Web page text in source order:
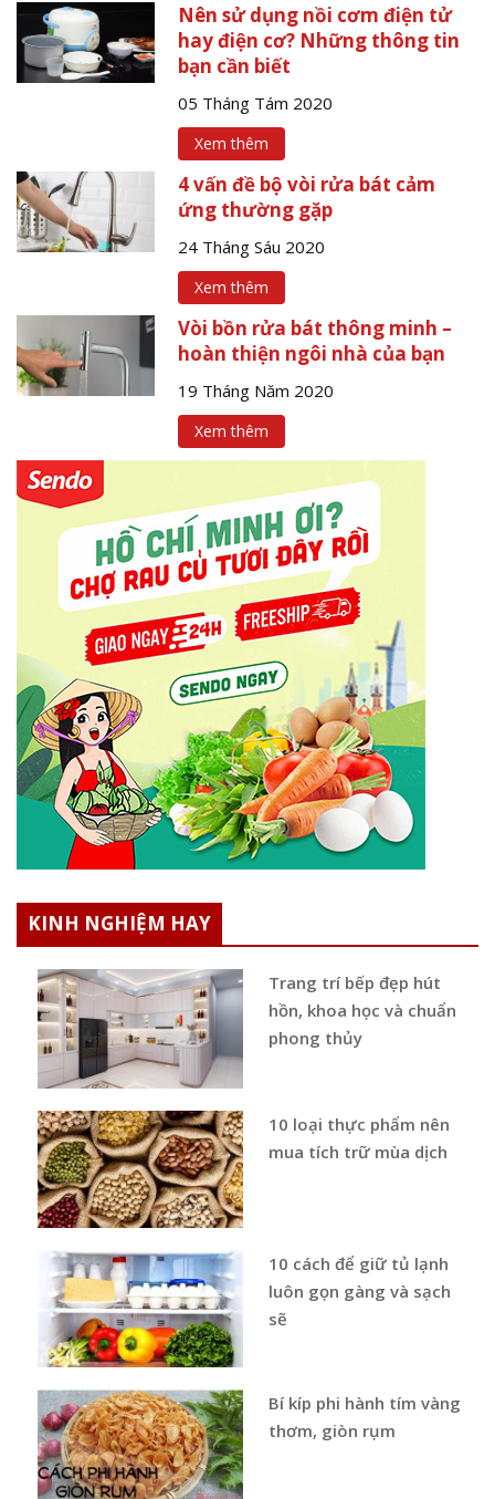
Nên sử dụng nồi cơm điện tử
hay điện cơ? Những thông tin
bạn cần biết
05 Tháng Tám 2020
Xem thêm
4 vấn đề bộ vòi rửa bát cảm
ứng thường gặp
24 Tháng Sáu 2020
Xem thêm
Vòi bồn rửa bát thông minh –
hoàn thiện ngôi nhà của bạn
19 Tháng Năm 2020
Xem thêm
KINH NGHIỆM HAY
Trang trí bếp đẹp hút
hồn, khoa học và chuẩn
phong thủy
10 loại thực phẩm nên
mua tích trữ mùa dịch
10 cách để giữ tủ lạnh
luôn gọn gàng và sạch
sẽ
Bí kíp phi hành tím vàng
thơm, giòn rụm